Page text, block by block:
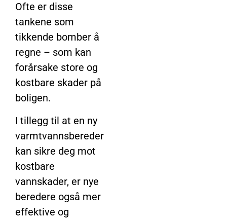
Ofte er disse
tankene som
tikkende bomber å
regne – som kan
forårsake store og
kostbare skader på
boligen.
I tillegg til at en ny
varmtvannsbereder
kan sikre deg mot
kostbare
vannskader, er nye
beredere også mer
effektive og